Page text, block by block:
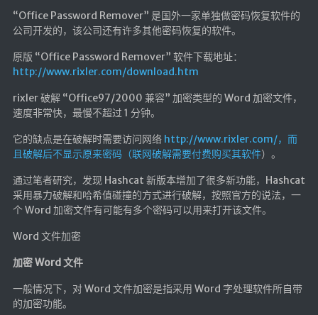
“Office Password Remover” 是国外一家单独做密码恢复软件的
公司开发的，该公司还有许多其他密码恢复的软件。
原版 “Office Password Remover” 软件下载地址：
http://www.rixler.com/download.htm
rixler 破解 “Office97/2000 兼容” 加密类型的 Word 加密文件，
速度非常快，最慢不超过 1 分钟。
它的缺点是在破解时需要访问网络 http://www.rixler.com/，而
且破解后不显示原来密码（联网破解需要付费购买其软件）。
通过笔者研究，发现 Hashcat 新版本增加了很多新功能，Hashcat
采用暴力破解和哈希值碰撞的方式进行破解，按照官方的说法，一
个 Word 加密文件有可能有多个密码可以用来打开该文件。
Word 文件加密
加密 Word 文件
一般情况下，对 Word 文件加密是指采用 Word 字处理软件所自带
的加密功能。
🎬在线影视
影视导航
星视界
影视无广告
在线影视 备用1
英美日韩剧
在线影视新增
导航站
在线影视(失效)
电影下载